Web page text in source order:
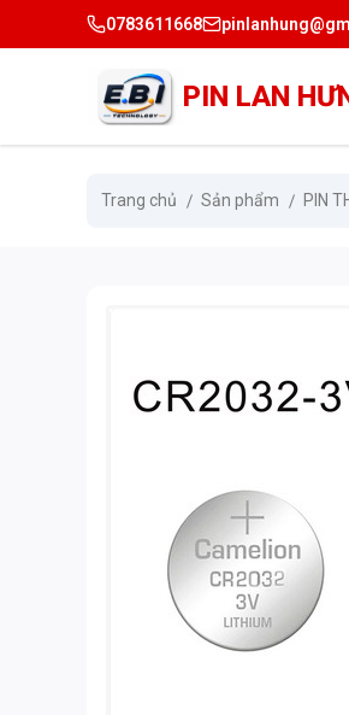
0783611668
PIN LAN
Trang chủ Sản phẩm PIN